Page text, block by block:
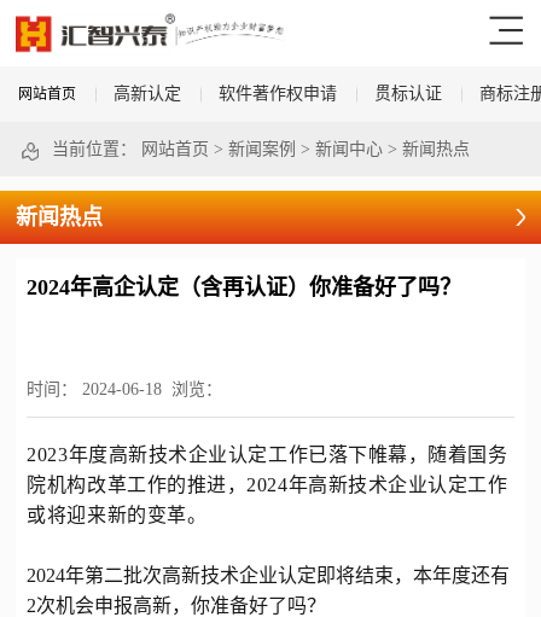
网站首页 高新认定 软件著作权申请 贯标认证 商标注
当前位置： 网站首页 > 新闻案例 > 新闻中心> 新闻热点
新闻热点
2024年高企认定（含再认证）你准备好了吗？
时间： 2024-06-18 浏览：
2023年度高新技术企业认定工作已落下帷幕，随着国务
院机构改革工作的推进，2024年高新技术企业认定工作
或将迎来新的变革。
2024年第二批次高新技术企业认定即将结束，本年度还有
2次机会申报高新，你准备好了吗？